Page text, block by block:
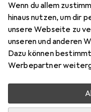
Wenn du allem
hinaus nutzen, um dir
unsere Webseite zu
unseren und anderen
Dazu können
Werbepartner
Zubehör für
frame Seoul
(1303331)
Photo frame Seoul
Kategorie